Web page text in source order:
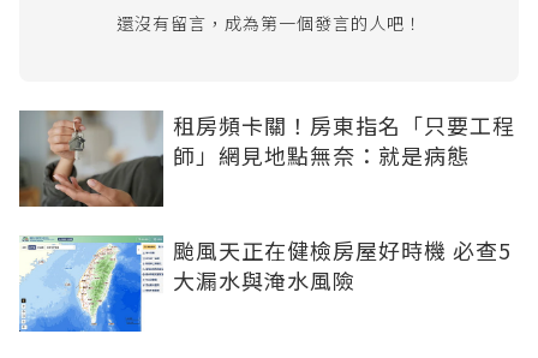
還沒有留言，成為第一個發言的人吧！
租房頻卡關！房東指名「只要工程
師」網見地點無奈：就是病態
颱風天正在健檢房屋好時機 必查5
大漏水與淹水風險